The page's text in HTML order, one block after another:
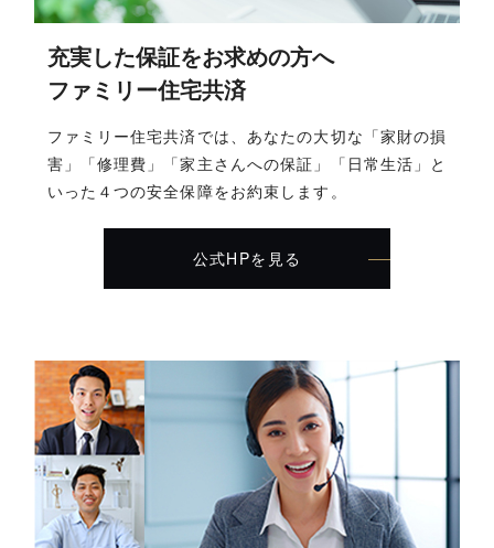
充実した保証をお求めの方へ
ファミリー住宅共済
ファミリー住宅共済では、あなたの大切な「家財の損
害」「修理費」「家主さんへの保証」「日常生活」と
いった４つの安全保障をお約束します。
公式HPを見る